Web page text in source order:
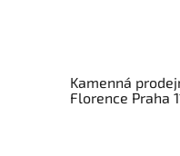
Kamenná
Florence Praha